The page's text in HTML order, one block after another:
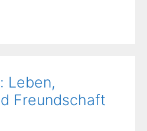
Leben,
Freundschaft